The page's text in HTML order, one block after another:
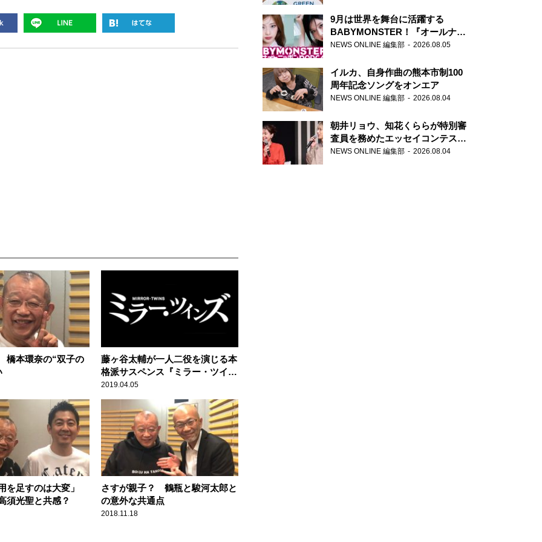
本環奈の“双子の
藤ヶ谷太輔が一人二役を演じる本
格派サスペンス『ミラー・ツイン
ズ』
2019.04.05
を足すのは大変」
須光聖と共感？
さすが親子？ 鶴瓶と駿河太郎と
の意外な共通点
2018.11.18
9月は世界を舞台に活躍する
BABYMONSTER！『オールナイ
トニッポンPODCAST』月替わり
NEWS ONLINE 編集部 2026.08.05
イルカ、自身作曲の熊本市制100
周年記念ソングをオンエア
NEWS ONLINE 編集部 2026.08.04
朝井リョウ、知花くららが特別審
査員を務めたエッセイコンテスト
の特別番組「#いまあなたに伝え
NEWS ONLINE 編集部 2026.08.04